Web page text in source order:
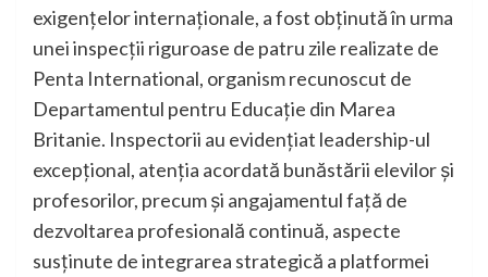
exigențelor internaționale, a fost obținută în urma
unei inspecții riguroase de patru zile realizate de
Penta International, organism recunoscut de
Departamentul pentru Educație din Marea
Britanie. Inspectorii au evidențiat leadership-ul
excepțional, atenția acordată bunăstării elevilor și
profesorilor, precum și angajamentul față de
dezvoltarea profesională continuă, aspecte
susținute de integrarea strategică a platformei